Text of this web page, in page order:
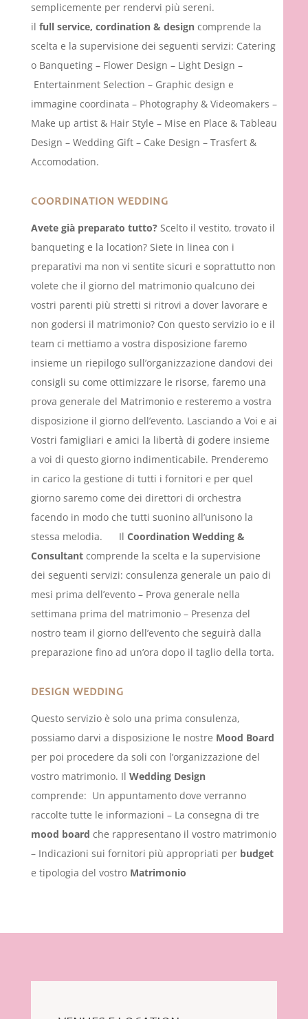
semplicemente per rendervi più sereni.
il full service, cordination & designcomprende la
scelta e la supervisione dei seguenti servizi: Catering
o Banqueting – Flower Design – Light Design –
Entertainment Selection – Graphic design e
immagine coordinata – Photography & Videomakers –
Make up artist & Hair Style – Mise en Place & Tableau
Design – Wedding Gift – Cake Design – Trasfert &
Accomodation.
COORDINATION WEDDING
Avete già preparato tutto?Scelto il vestito, trovato il
banqueting e la location? Siete in linea con i
preparativi ma non vi sentite sicuri e soprattutto non
volete che il giorno del matrimonio qualcuno dei
vostri parenti più stretti si ritrovi a dover lavorare e
non godersi il matrimonio? Con questo servizio io e il
team ci mettiamo a vostra disposizione faremo
insieme un riepilogo sull’organizzazione dandovi dei
consigli su come ottimizzare le risorse, faremo una
prova generale del Matrimonio e resteremo a vostra
disposizione il giorno dell’evento. Lasciando a Voi e ai
Vostri famigliari e amici la libertà di godere insieme
a voi di questo giorno indimenticabile. Prenderemo
in carico la gestione di tutti i fornitori e per quel
giorno saremo come dei direttori di orchestra
facendo in modo che tutti suonino all’unisono la
stessa melodia. Il Coordination Wedding &
Consultant comprende la scelta e la supervisione
dei seguenti servizi: consulenza generale un paio di
mesi prima dell’evento – Prova generale nella
settimana prima del matrimonio – Presenza del
nostro team il giorno dell’evento che seguirà dalla
preparazione fino ad un’ora dopo il taglio della torta.
DESIGN WEDDING
Questo servizio è solo una prima consulenza,
possiamo darvi a disposizione le nostre Mood Board
per poi procedere da soli con l’organizzazione del
vostro matrimonio. Il Wedding Design
comprende: Un appuntamento dove verranno
raccolte tutte le informazioni – La consegna di tre
mood board che rappresentano il vostro matrimonio
– Indicazioni sui fornitori più appropriati per budget
e tipologia del vostro Matrimonio